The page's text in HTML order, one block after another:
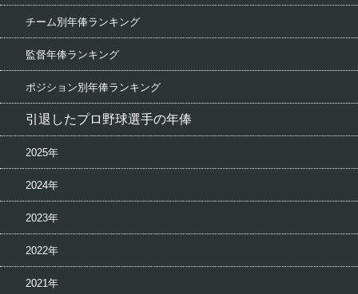
チーム別年俸ランキング
監督年俸ランキング
ポジション別年俸ランキング
引退したプロ野球選手の年俸
2025年
2024年
2023年
2022年
2021年